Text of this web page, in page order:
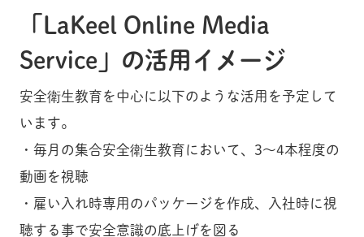
「LaKeel Online Media
Service」の活用イメージ
安全衛生教育を中心に以下のような活用を予定して
います。
・毎月の集合安全衛生教育において、3～4本程度の
動画を視聴
・雇い入れ時専用のパッケージを作成、入社時に視
聴する事で安全意識の底上げを図る